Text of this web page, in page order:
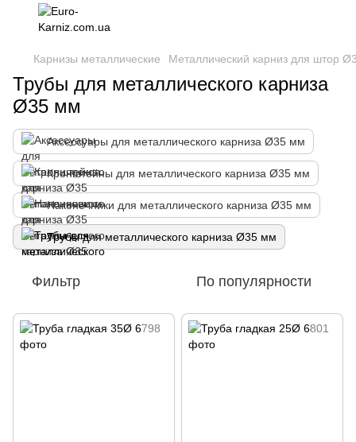
Карнизы металлические Металлический карниз для штор
Трубы для металлического карниза
Ø35 мм
Аксессуары для металлического карниза Ø35 мм
Кронштейны для металлического карниза Ø35 мм
Наконечники для металлического карниза Ø35 мм
Трубы для металлического карниза Ø35 мм
Фильтр По популярности